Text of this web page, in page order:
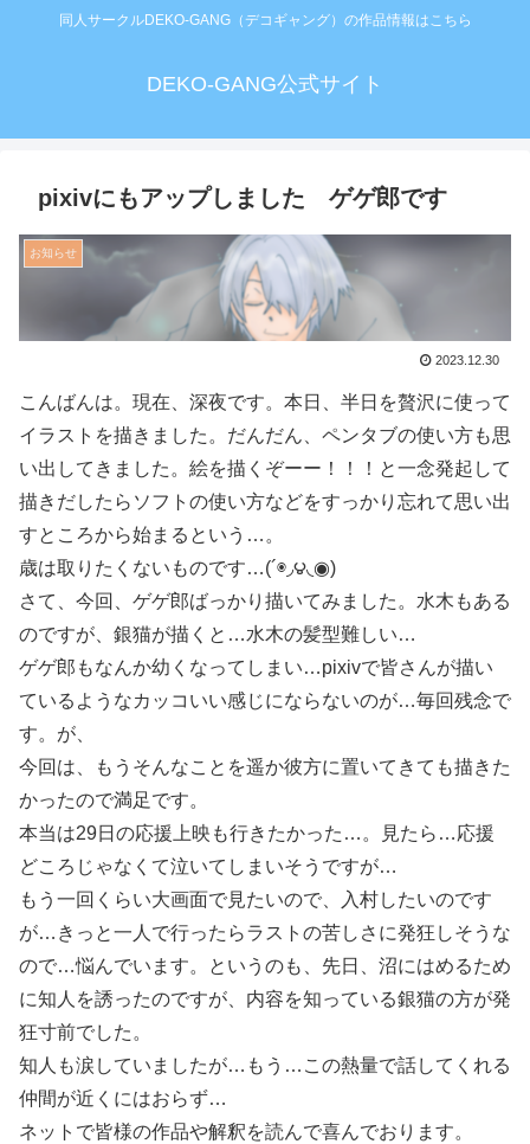
同人サークルDEKO-GANG（デコギャング）の作品情報はこちら
DEKO-GANG公式サイト
pixivにもアップしました ゲゲ郎です
お知らせ
2023.12.30
こんばんは。現在、深夜です。本日、半日を贅沢に使って
イラストを描きました。だんだん、ペンタブの使い方も思
い出してきました。絵を描くぞーー！！！と一念発起して
描きだしたらソフトの使い方などをすっかり忘れて思い出
すところから始まるという…。
歳は取りたくないものです…(´◉◞౪◟◉)
さて、今回、ゲゲ郎ばっかり描いてみました。水木もある
のですが、銀猫が描くと…水木の髪型難しい…
ゲゲ郎もなんか幼くなってしまい…pixivで皆さんが描い
ているようなカッコいい感じにならないのが…毎回残念で
す。が、
今回は、もうそんなことを遥か彼方に置いてきても描きた
かったので満足です。
本当は29日の応援上映も行きたかった…。見たら…応援
どころじゃなくて泣いてしまいそうですが…
もう一回くらい大画面で見たいので、入村したいのです
が…きっと一人で行ったらラストの苦しさに発狂しそうな
ので…悩んでいます。というのも、先日、沼にはめるため
に知人を誘ったのですが、内容を知っている銀猫の方が発
狂寸前でした。
知人も涙していましたが…もう…この熱量で話してくれる
仲間が近くにはおらず…
ネットで皆様の作品や解釈を読んで喜んでおります。